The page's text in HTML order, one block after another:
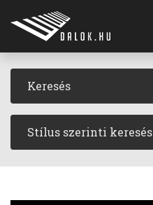
Stílus szerinti keresés